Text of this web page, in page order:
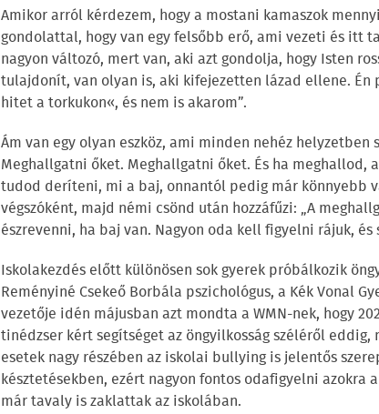
Amikor arról kérdezem, hogy a mostani kamaszok
gondolattal, hogy van egy felsőbb erő, ami vezeti és itt
nagyon változó, mert van, aki azt gondolja, hogy Isten
tulajdonít, van olyan is, aki kifejezetten lázad ellene. Én
hitet a torkukon«, és nem is akarom”.
Ám van egy olyan eszköz, ami minden nehéz helyzetben
Meghallgatni őket. Meghallgatni őket. És ha meghallod,
tudod deríteni, mi a baj, onnantól pedig már könnyebb
végszóként, majd némi csönd után hozzáfűzi: „A
észrevenni, ha baj van. Nagyon oda kell figyelni rájuk, és
Iskolakezdés előtt különösen sok gyerek próbálkozik
Reményiné Csekeő Borbála pszichológus, a Kék Vonal
vezetője idén májusban azt mondta a WMN-nek, hogy
tinédzser kért segítséget az öngyilkosság széléről eddig,
esetek nagy részében az iskolai bullying is jelentős
késztetésekben, ezért nagyon fontos odafigyelni azokra
már tavaly is zaklattak az iskolában.